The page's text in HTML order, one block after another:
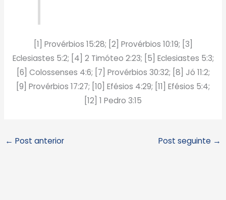
[1] Provérbios 15:28; [2] Provérbios 10:19; [3]
Eclesiastes 5:2; [4] 2 Timóteo 2:23; [5] Eclesiastes 5:3;
[6] Colossenses 4:6; [7] Provérbios 30:32; [8] Jó 11:2;
[9] Provérbios 17:27; [10] Efésios 4:29; [11] Efésios 5:4;
[12] 1 Pedro 3:15
← Post anterior Post seguinte →